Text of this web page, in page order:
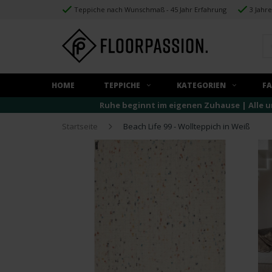
Teppiche nach Wunschmaß - 45 Jahr Erfahrung 3
HOME TEPPICHE KATEGORIEN
Ruhe beginnt im eigenen Zuhause | Alle
Startseite
Beach Life 99 - Wollteppich in Weiß